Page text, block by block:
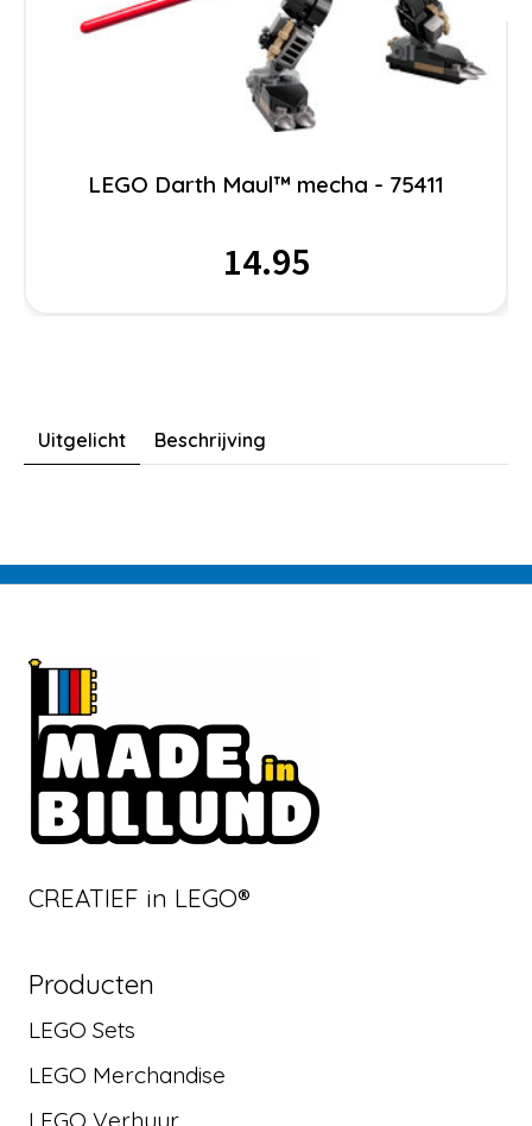
LEGO Darth Maul™ mecha - 75411
14.95
Uitgelicht Beschrijving
CREATIEF in LEGO®
Producten
LEGO Sets
LEGO Merchandise
LEGO Verhuur